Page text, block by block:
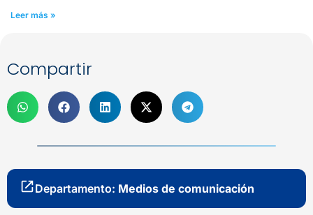
Leer más »
Compartir
Departamento: Medios de comunicación